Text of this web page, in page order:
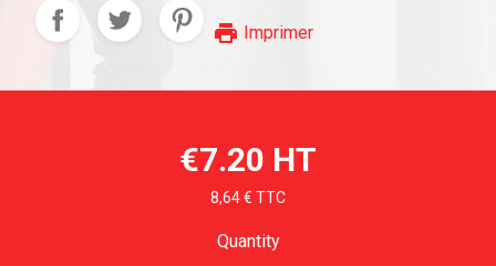
print Imprimer
€7.20 HT
8,64 € TTC
Quantity